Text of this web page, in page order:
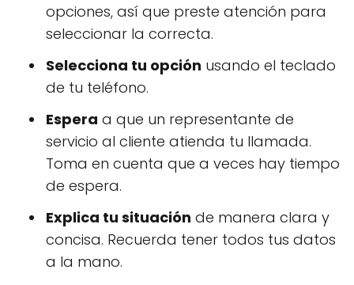
opciones, así que preste atención para
seleccionar la correcta.
Selecciona tu opción usando el teclado
de tu teléfono.
Espera a que un representante de
servicio al cliente atienda tu llamada.
Toma en cuenta que a veces hay tiempo
de espera.
Explica tu situación de manera clara y
concisa. Recuerda tener todos tus datos
a la mano.